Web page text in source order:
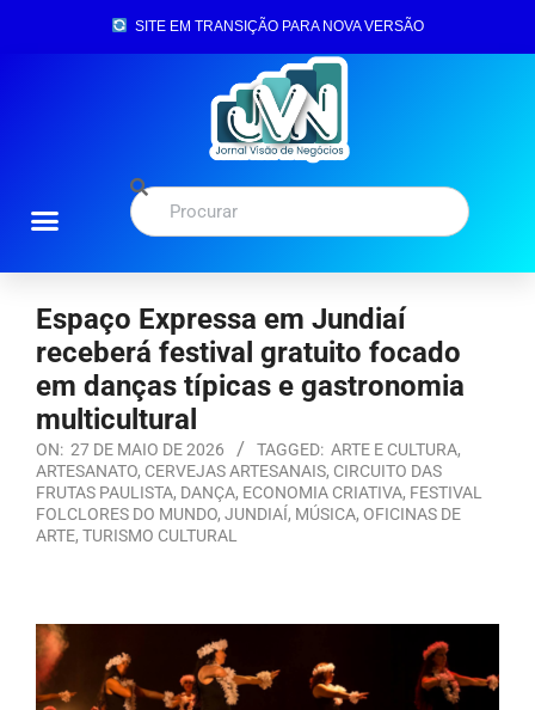
SITE EM TRANSIÇÃO PARA NOVA VERSÃO
Espaço Expressa em Jundiaí
receberá festival gratuito focado
em danças típicas e gastronomia
multicultural
ON: 27 DE MAIO DE 2026 TAGGED: ARTE E CULTURA,
ARTESANATO, CERVEJAS ARTESANAIS, CIRCUITO DAS
FRUTAS PAULISTA, DANÇA, ECONOMIA CRIATIVA, FESTIVAL
FOLCLORES DO MUNDO, JUNDIAÍ, MÚSICA, OFICINAS DE
ARTE, TURISMO CULTURAL